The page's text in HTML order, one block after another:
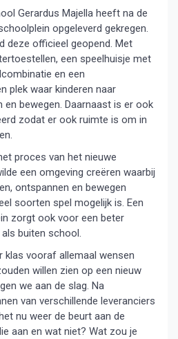
Gerardus Majella heeft na de
opgeleverd gekregen.
deze officieel geopend. Met
een speelhuisje met
en een
plek waar kinderen naar
en bewegen. Daarnaast is er ook
zodat er ook ruimte is om in
proces van het nieuwe
een omgeving creëren waarbij
ontspannen en bewegen
soorten spel mogelijk is. Een
zorgt ook voor een beter
buiten school.
klas vooraf allemaal wensen
willen zien op een nieuw
we aan de slag. Na
van verschillende leveranciers
nu weer de beurt aan de
aan en wat niet? Wat zou je